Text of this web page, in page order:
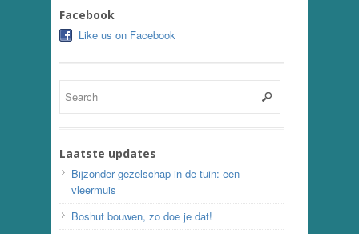
Facebook
Like us on Facebook
Laatste updates
Bijzonder gezelschap in de tuin: een
vleermuis
Boshut bouwen, zo doe je dat!